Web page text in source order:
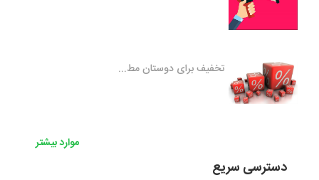
تخفیف برای دوستان مط...
موارد بیشتر
دسترسی سریع